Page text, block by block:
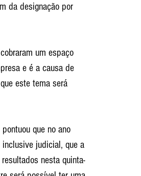
da designação por
um espaço
e é a causa de
este tema será
que no ano
inclusive judicial, que a
nesta quinta-